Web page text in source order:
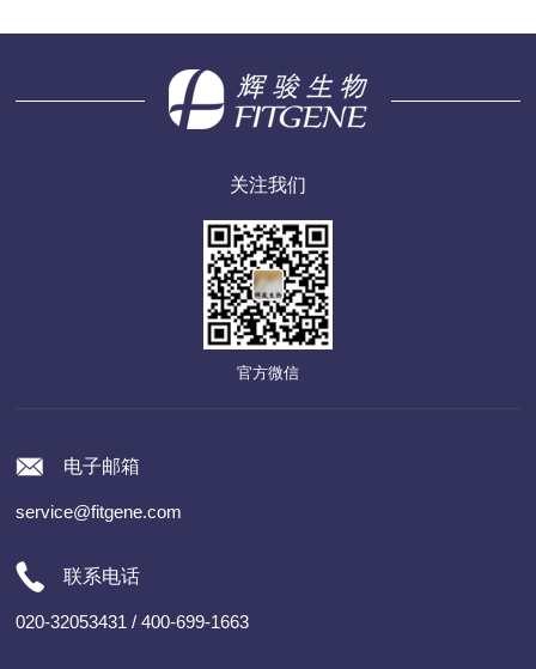
关注我们
官方微信
电子邮箱
service@fitgene.com
联系电话
020-32053431 / 400-699-1663